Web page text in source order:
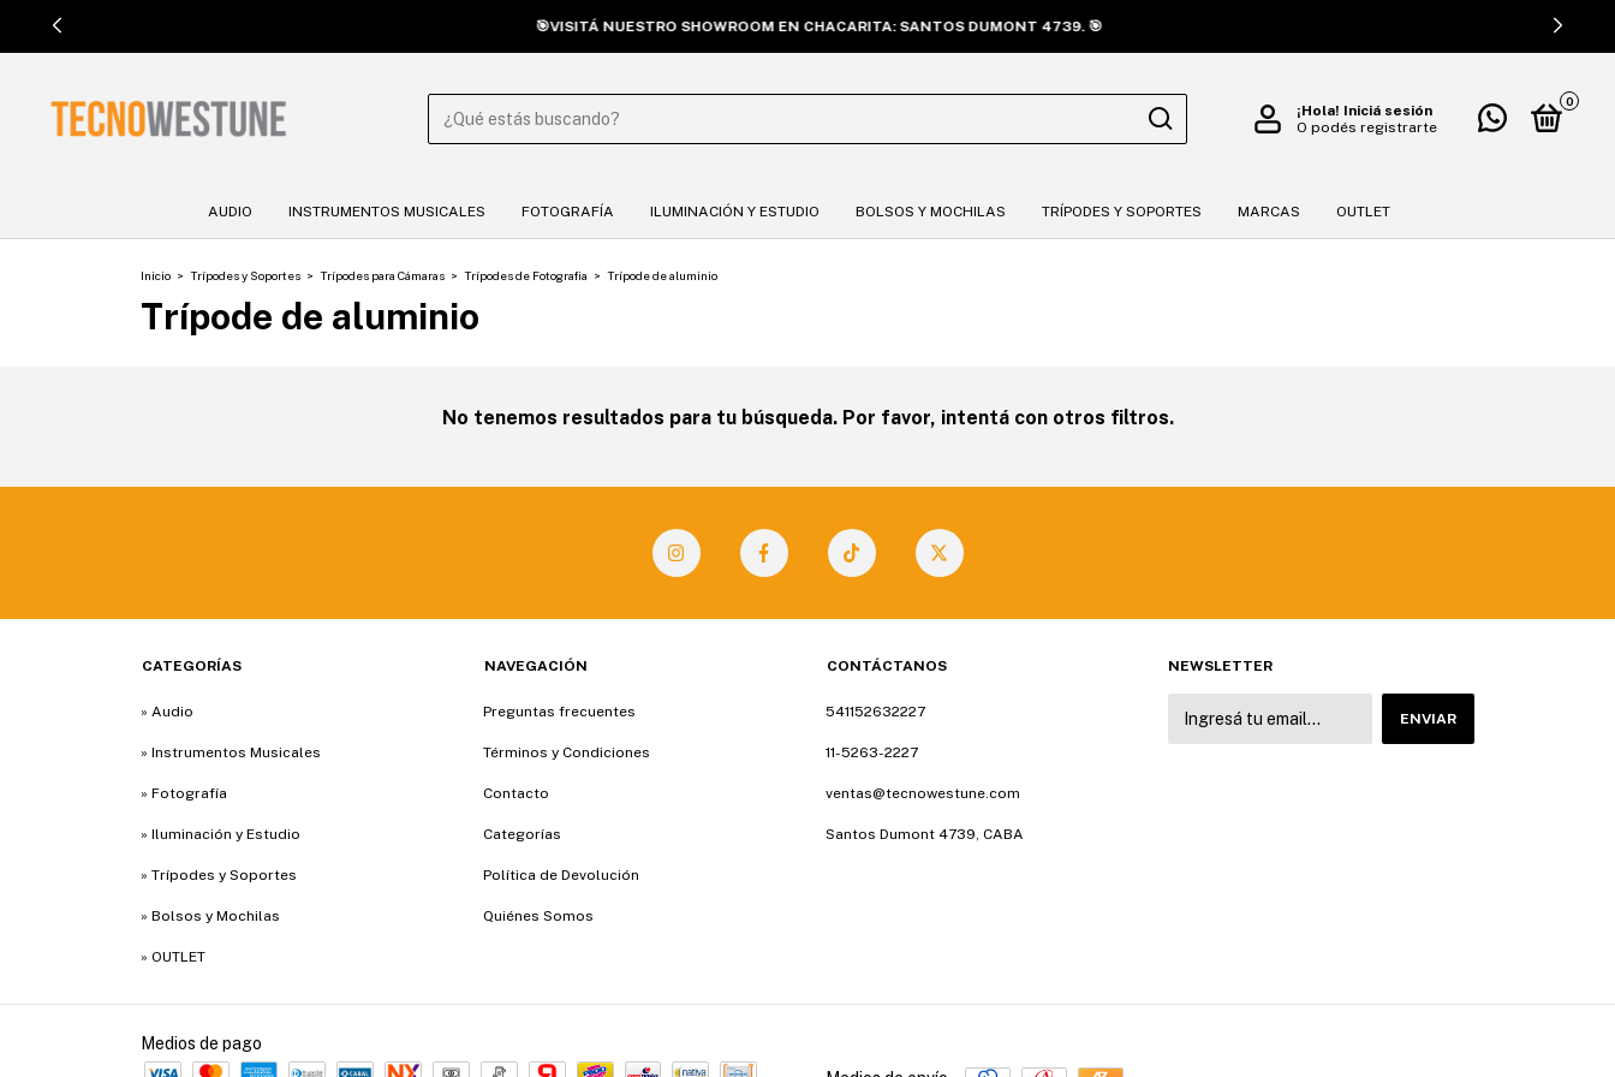
🎯VISITÁ NUESTRO SHOWROOM EN CHACARITA: SANTOS DUMONT 4739. 🎯
¡Hola! Iniciá sesión
O podés registrarte
0
AUDIO INSTRUMENTOS MUSICALES FOTOGRAFÍA ILUMINACIÓN Y ESTUDIO BOLSOS Y MOCHILAS TRÍPODES Y SOPORTES MARCAS OUTLET
Inicio > Trípodes y Soportes > Trípodes para Cámaras > Trípodes de Fotografia > Trípode de aluminio
Trípode de aluminio
No tenemos resultados para tu búsqueda. Por favor, intentá con otros filtros.
CATEGORÍAS
» Audio
» Instrumentos Musicales
» Fotografía
» Iluminación y Estudio
» Trípodes y Soportes
» Bolsos y Mochilas
» OUTLET
NAVEGACIÓN
Preguntas frecuentes
Términos y Condiciones
Contacto
Categorías
Política de Devolución
Quiénes Somos
CONTÁCTANOS
541152632227
11-5263-2227
ventas@tecnowestune.com
Santos Dumont 4739, CABA
NEWSLETTER
Medios de pago